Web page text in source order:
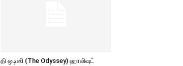
தி ஒடிஸி (The Odyssey) ஹாலிவுட்